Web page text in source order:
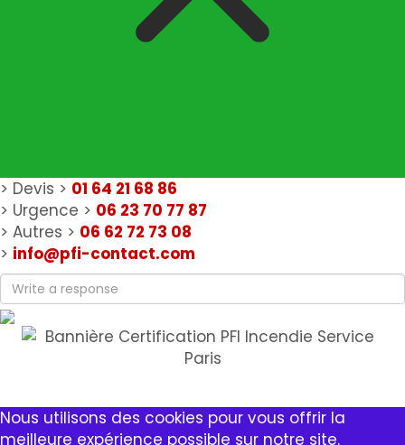
> Devis > 01 64 21 68 86
> Urgence > 06 23 70 77 87
> Autres > 06 62 72 73 08
> info@pfi-contact.com
Nous utilisons des cookies pour vous offrir la
meilleure expérience possible sur notre site.